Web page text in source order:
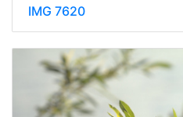
IMG 7620